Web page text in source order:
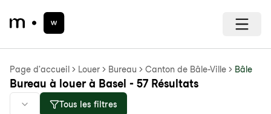
Page d'accueil Louer Bureau Canton de Bâle-Ville Bâle
Bureau à louer à Basel - 57 Résultats
Tous les filtres